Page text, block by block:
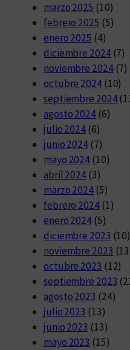
marzo 2025 (10)
febrero 2025 (5)
enero 2025 (4)
diciembre 2024(7)
noviembre 2024(7)
octubre 2024(10)
septiembre 2024
agosto 2024(6)
julio 2024 (6)
junio 2024 (7)
mayo 2024 (10)
abril 2024 (3)
marzo 2024 (5)
febrero 2024(1)
enero 2024 (5)
diciembre 2023 (10)
noviembre 2023
octubre 2023 (12)
septiembre 2023
agosto 2023 (24)
julio 2023 (13)
junio 2023 (13)
mayo 2023 (15)